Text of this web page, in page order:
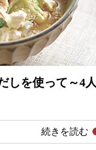
しを使って～4人
続きを読む